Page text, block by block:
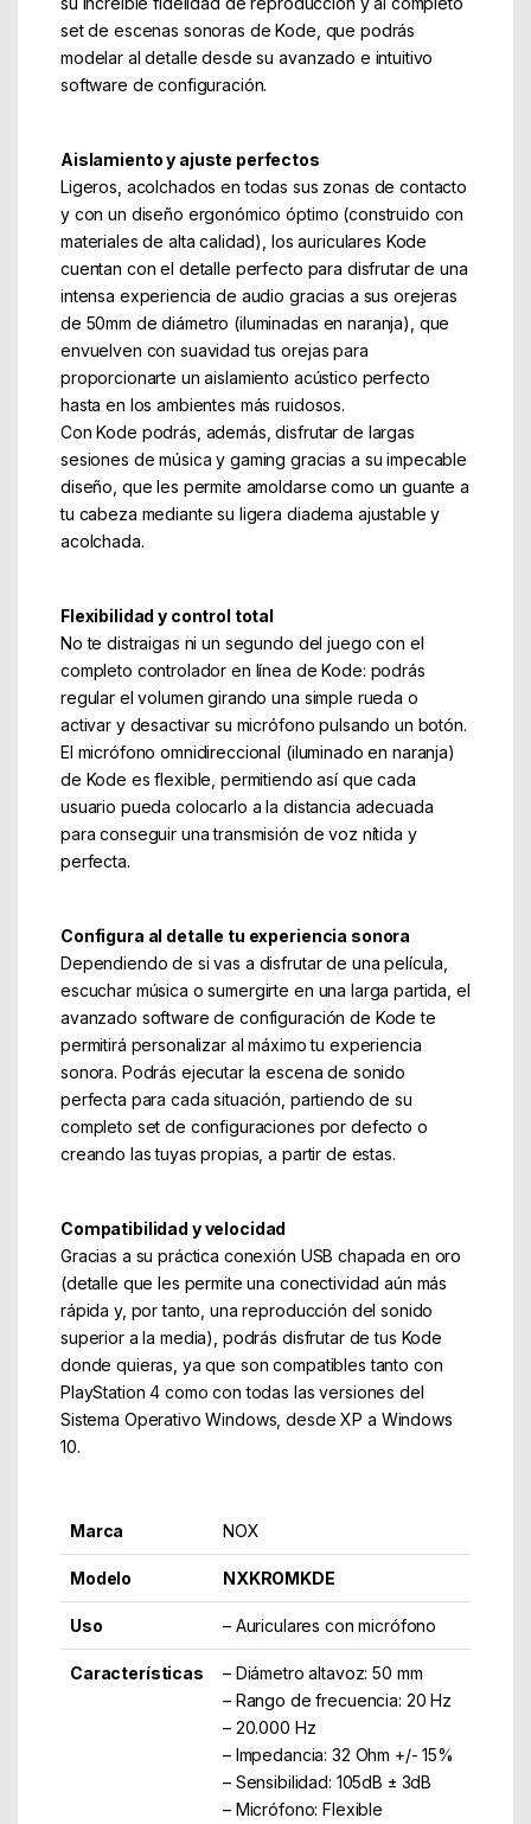
set de escenas sonoras de Kode, que podrás
modelar al detalle desde su avanzado e intuitivo
software de configuración.
Aislamiento y ajuste perfectos
Ligeros, acolchados en todas sus zonas de contacto
y con un diseño ergonómico óptimo (construido con
materiales de alta calidad), los auriculares Kode
cuentan con el detalle perfecto para disfrutar de una
intensa experiencia de audio gracias a sus orejeras
de 50mm de diámetro (iluminadas en naranja), que
envuelven con suavidad tus orejas para
proporcionarte un aislamiento acústico perfecto
hasta en los ambientes más ruidosos.
Con Kode podrás, además, disfrutar de largas
sesiones de música y gaming gracias a su impecable
diseño, que les permite amoldarse como un guante a
tu cabeza mediante su ligera diadema ajustable y
acolchada.
Flexibilidad y control total
No te distraigas ni un segundo del juego con el
completo controlador en línea de Kode: podrás
regular el volumen girando una simple rueda o
activar y desactivar su micrófono pulsando un botón.
El micrófono omnidireccional (iluminado en naranja)
de Kode es flexible, permitiendo así que cada
usuario pueda colocarlo a la distancia adecuada
para conseguir una transmisión de voz nítida y
perfecta.
Configura al detalle tu experiencia sonora
Dependiendo de si vas a disfrutar de una película,
escuchar música o sumergirte en una larga partida, el
avanzado software de configuración de Kode te
permitirá personalizar al máximo tu experiencia
sonora. Podrás ejecutar la escena de sonido
perfecta para cada situación, partiendo de su
completo set de configuraciones por defecto o
creando las tuyas propias, a partir de estas.
Compatibilidad y velocidad
Gracias a su práctica conexión USB chapada en oro
(detalle que les permite una conectividad aún más
rápida y, por tanto, una reproducción del sonido
superior a la media), podrás disfrutar de tus Kode
donde quieras, ya que son compatibles tanto con
PlayStation 4 como con todas las versiones del
Sistema Operativo Windows, desde XP a Windows
10.
Marca NOX
Modelo NXKROMKDE
Uso – Auriculares con micrófono
Características
– Diámetro altavoz: 50 mm
– Rango de frecuencia: 20 Hz
– 20.000 Hz
– Impedancia: 32 Ohm +/- 15%
– Sensibilidad: 105dB ± 3dB
– Micrófono: Flexible